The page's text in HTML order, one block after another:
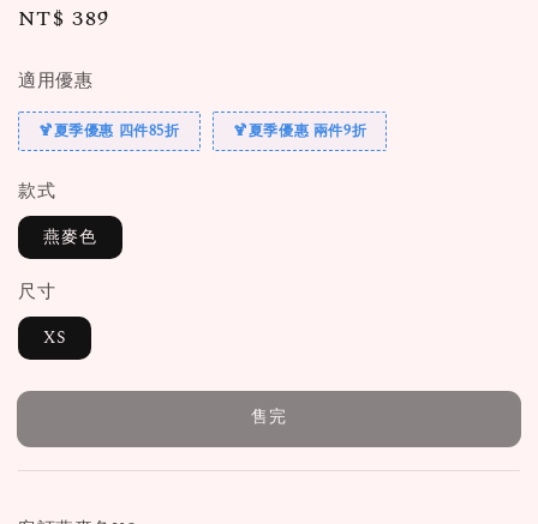
Regular
NT$ 389
適用優惠
🍹夏季優惠 四件85折 🍹夏季優惠 兩件9折
款式
燕麥色
尺寸
XS
售完